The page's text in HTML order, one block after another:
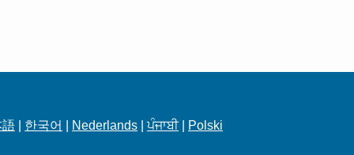
語 한국어 Nederlands |ਪੰਜਾਬੀ|
Polski